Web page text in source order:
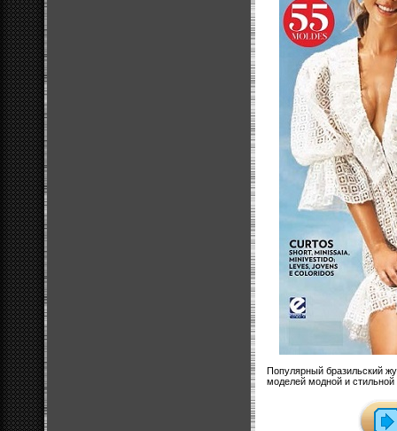
Популярный бразильский
моделей модной и